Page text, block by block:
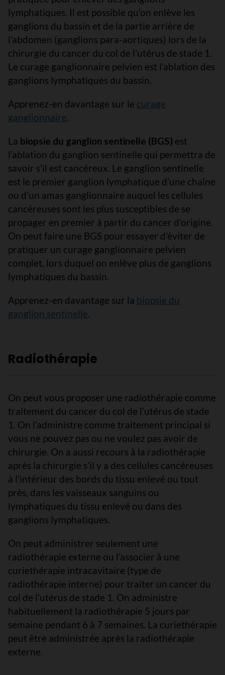
lymphatiques. Il est possible qu’on enlève les
ganglions du bassin et de la partie arrière de
l’abdomen (ganglions para-aortiques) lors de la
chirurgie du cancer du col de l’utérus de stade 1.
Le curage ganglionnaire pelvien est l’ablation des
ganglions lymphatiques du bassin.
Apprenez-en davantage sur le curage
ganglionnaire.
La biopsie du ganglion sentinelle (BGS) est
l’ablation du ganglion sentinelle qui permettra de
savoir s’il est cancéreux. Le ganglion sentinelle
est le premier ganglion lymphatique d’une chaîne
ou d’un amas ganglionnaire auquel les cellules
cancéreuses sont les plus susceptibles de se
propager en premier à partir du cancer d’origine.
On peut faire une BGS pour essayer d’éviter de
pratiquer un curage ganglionnaire pelvien
complet, lors duquel on enlève plus de ganglions
lymphatiques du bassin.
Apprenez-en davantage sur la biopsie du
ganglion sentinelle.
Radiothérapie
On peut vous proposer une radiothérapie comme
traitement du cancer du col de l’utérus de stade
1. On l’administre comme traitement principal si
vous ne pouvez pas ou ne voulez pas avoir de
chirurgie. On a aussi recours à la radiothérapie
après la chirurgie s’il y a des cellules cancéreuses
à l’intérieur des bords du tissu enlevé ou tout
près, dans les vaisseaux sanguins ou
lymphatiques du tissu enlevé ou dans des
ganglions lymphatiques.
On peut administrer seulement une
radiothérapie externe ou l’associer à une
curiethérapie intracavitaire (type de
radiothérapie interne) pour traiter un cancer du
col de l’utérus de stade 1. On administre
habituellement la radiothérapie 5 jours par
semaine pendant 6 à 7 semaines. La curiethérapie
peut être administrée après la radiothérapie
externe.